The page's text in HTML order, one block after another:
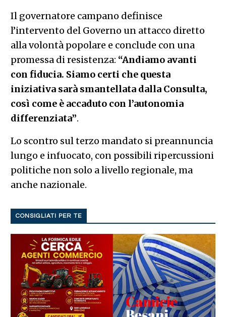
Il governatore campano definisce
l’intervento del Governo un attacco diretto
alla volontà popolare e conclude con una
promessa di resistenza: “Andiamo avanti
con fiducia. Siamo certi che questa
iniziativa sarà smantellata dalla Consulta,
così come è accaduto con l’autonomia
differenziata”.
Lo scontro sul terzo mandato si preannuncia
lungo e infuocato, con possibili ripercussioni
politiche non solo a livello regionale, ma
anche nazionale.
CONSIGLIATI PER TE